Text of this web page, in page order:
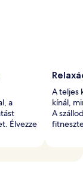
a
Élvezze
A teljes
kínál,
A